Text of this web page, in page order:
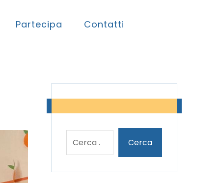
Partecipa Contatti